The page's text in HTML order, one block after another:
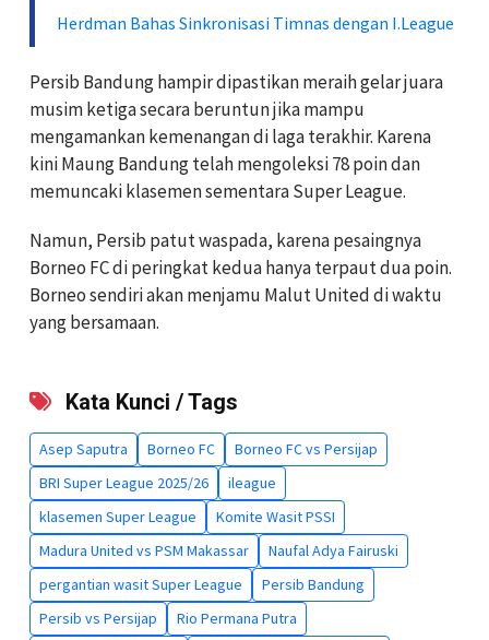
Herdman Bahas Sinkronisasi Timnas dengan I.League
Persib Bandung hampir dipastikan meraih gelar juara
musim ketiga secara beruntun jika mampu
mengamankan kemenangan di laga terakhir. Karena
kini Maung Bandung telah mengoleksi 78 poin dan
memuncaki klasemen sementara Super League.
Namun, Persib patut waspada, karena pesaingnya
Borneo FC di peringkat kedua hanya terpaut dua poin.
Borneo sendiri akan menjamu Malut United di waktu
yang bersamaan.
Kata Kunci / Tags
Asep Saputra Borneo FC
Borneo FC vs Persijap
BRI Super League 2025/26
ileague
klasemen Super League
Komite Wasit PSSI
Madura United vs PSM Makassar
Naufal Adya Fairuski
pergantian wasit Super League
Persib Bandung
Persib vs Persijap
Rio Permana Putra